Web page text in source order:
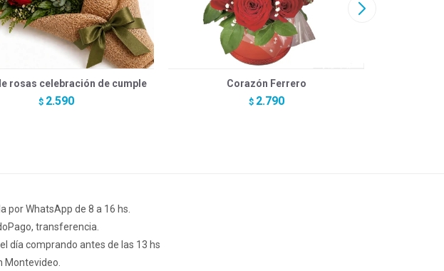
rosas celebración de cumple
$ 2.590
Corazón Ferrero
$ 2.790
WhatsApp de 8 a 16 hs.
transferencia.
día comprando antes de las 13 hs
Montevideo.